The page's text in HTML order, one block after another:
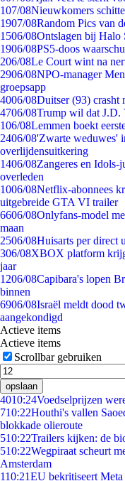
107/08Nieuwkomers
1907/08Random Pics van
1506/08Ontslagen bij Halo
1906/08PS5-doos
206/08Le Court wint na
2906/08NPO-manager
groepsapp
4006/08Duitser (93) crasht
4706/08Trump wil dat J.D.
106/08Lemmen boekt
2406/08'Zwarte weduwes'
overlijdensuitkering
1406/08Zangeres en
overleden
1006/08Netflix-abonnees
uitgebreide GTA VI trailer
6606/08Onlyfans-model
maan
2506/08Huisarts per direct
306/08XBOX platform
jaar
1206/08Capibara's lopen
binnen
6906/08Israël meldt dood
aangekondigd
Actieve items
Actieve items
Scrollbar gebruiken
opslaan
4010:24Voedselprijzen
710:22Houthi's vallen
blokkade olieroute
510:22Trailers kijken: de
510:22Wegpiraat scheurt
Amsterdam
110:21EU bekritiseert